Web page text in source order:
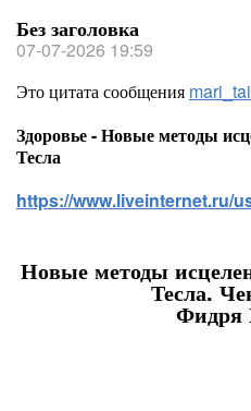
Без заголовка
07-07-2026 19:59
Это цитата сообщения
Здоровье - Новые методы
Тесла
https://www.liveinternet.ru/
Новые методы
Тесла.